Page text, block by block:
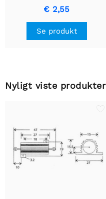
- Holdbar
Præcisionsmodstand
€ 2,55
Se produkt
Nyligt viste produkter